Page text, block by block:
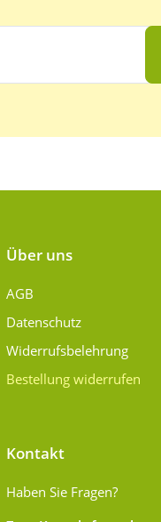
Über uns
AGB
Datenschutz
Widerrufsbelehrung
Bestellung widerrufen
Kontakt
Haben Sie Fragen?